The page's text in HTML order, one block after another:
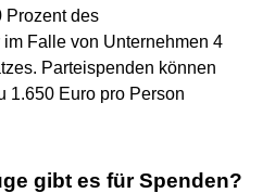
Prozent des
Falle von Unternehmen 4
Parteispenden können
1.650 Euro pro Person
gibt es für Spenden?